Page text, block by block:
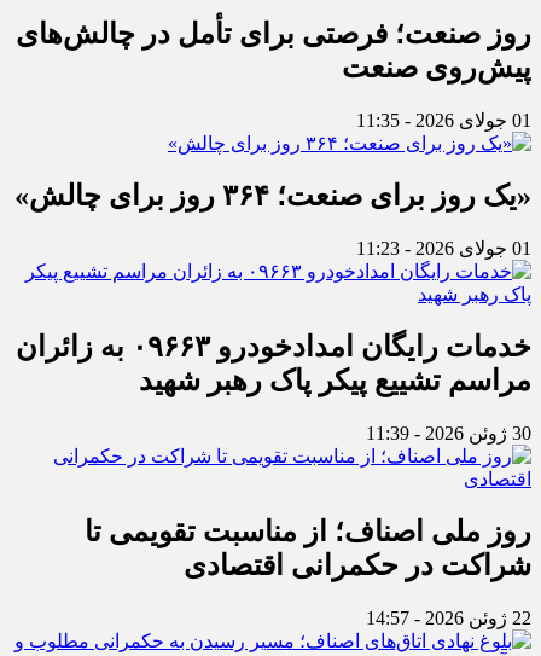
روز صنعت؛ فرصتی برای تأمل در چالش‌های
پیش‌روی صنعت
01 جولای 2026 - 11:35
«یک روز برای صنعت؛ ۳۶۴ روز برای چالش»
01 جولای 2026 - 11:23
خدمات رایگان امدادخودرو ۰۹۶۶۳ به زائران
مراسم تشییع پیکر پاک رهبر شهید
30 ژوئن 2026 - 11:39
روز ملی اصناف؛ از مناسبت تقویمی تا
شراکت در حکمرانی اقتصادی
22 ژوئن 2026 - 14:57